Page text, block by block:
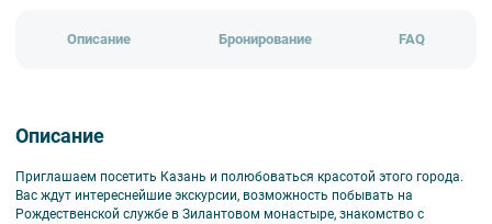
Описание Бронирование FAQ
Описание
Приглашаем посетить Казань и полюбоваться красотой этого города.
Вас ждут интереснейшие экскурсии, возможность побывать на
Рождественской службе в Зилантовом монастыре, знакомство с